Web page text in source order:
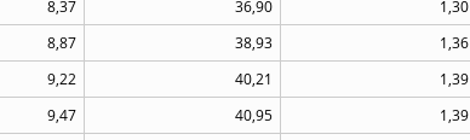
8,37 36,90 1,30
8,87 38,93 1,36
9,22 40,21 1,39
9,47 40,95 1,39